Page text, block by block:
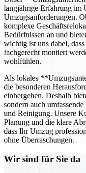
langjährige Erfahrung im
Umzugsanforderungen.
komplexe
Bedürfnissen an und
wichtig ist uns dabei,
fachgerecht montiert
wohlfühlen.
Als lokales
die besonderen
einhergehen. Deshalb
sondern auch
und Reinigung. Unsere
Planung und die klare
dass Ihr Umzug
ohne Überraschungen.
Wir sind für Sie da